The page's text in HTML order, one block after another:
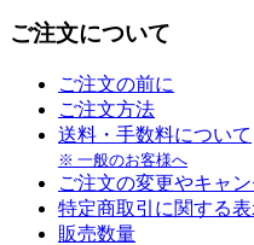
ご注文について
ご注文の前に
ご注文方法
送料・手数料について
※ 一般のお客様へ
ご注文の変更やキャ
特定商取引に関する
販売数量